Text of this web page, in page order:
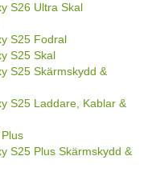
S26 Ultra Skal
S25 Fodral
S25 Skal
S25 Skärmskydd &
S25 Laddare, Kablar &
S25 Plus Skärmskydd &